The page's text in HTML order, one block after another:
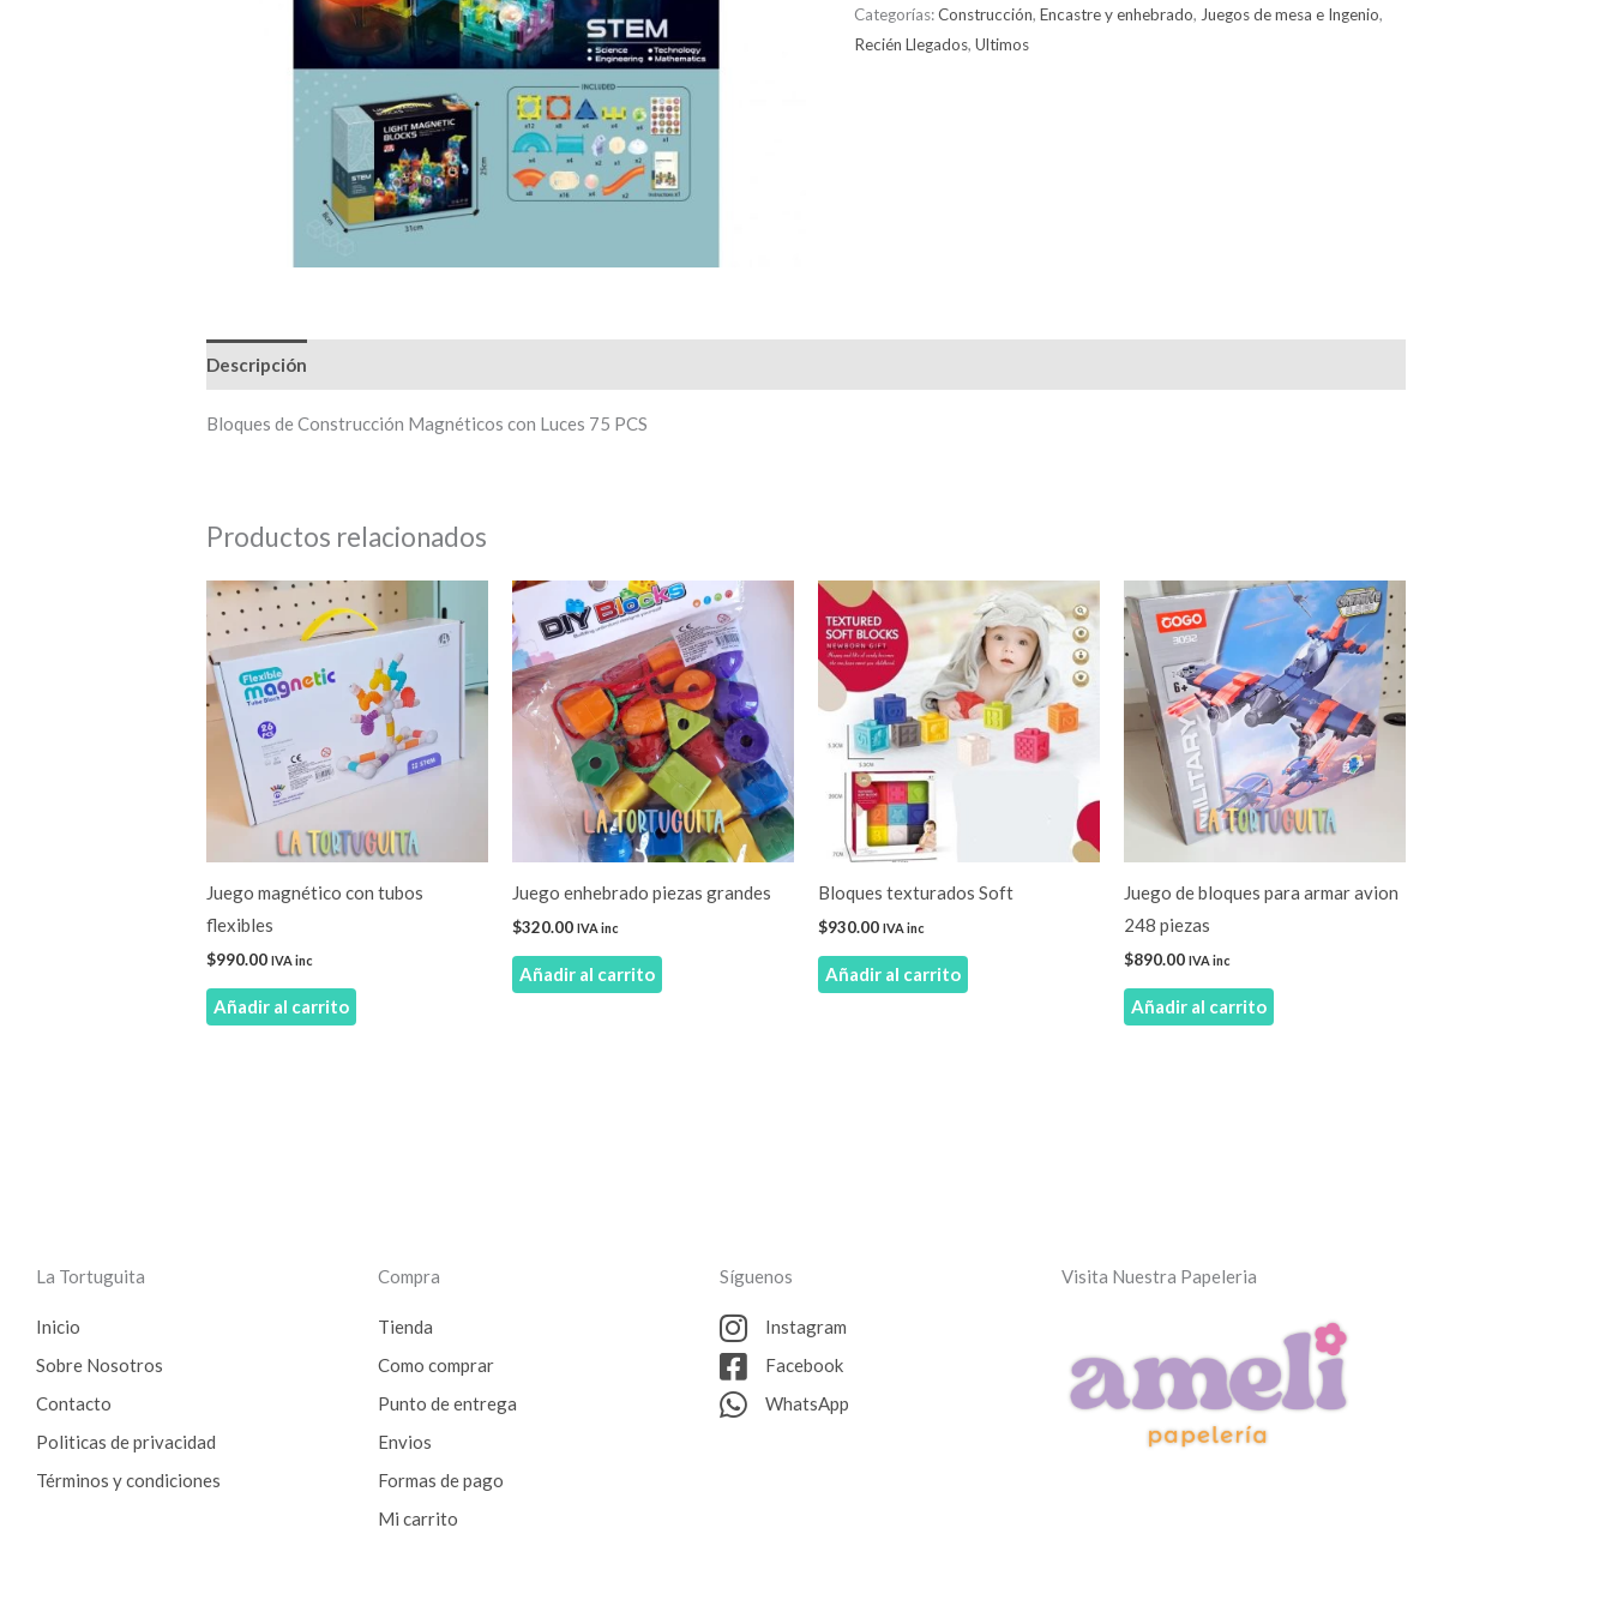
Categorías:Construcción, Encastre y enhebrado, Juegos de mesa e Ingenio,
Recién Llegados, Ultimos
Descripción
Bloques de Construcción Magnéticos con Luces 75 PCS
Productos relacionados
Juego magnético con tubos
flexibles
$990.00 IVA inc
Añadir al carrito
Juego enhebrado piezas grandes
$320.00 IVA inc
Añadir al carrito
Bloques texturados Soft
$930.00 IVA inc
Añadir al carrito
Juego de bloques para armar avion
248 piezas
$890.00 IVA inc
Añadir al carrito
La Tortuguita
Inicio
Sobre Nosotros
Contacto
Politicas de privacidad
Términos y condiciones
Compra
Tienda
Como comprar
Punto de entrega
Envios
Formas de pago
Mi carrito
Síguenos
Instagram
Facebook
WhatsApp
Visita Nuestra Papeleria